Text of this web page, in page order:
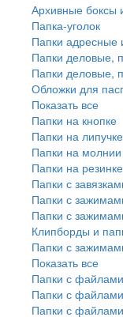
Архивные боксы
Папка-уголок
Папки адресные
Папки деловые,
Папки деловые,
Обложки для
Показать все
Папки на кнопке
Папки на липучке
Папки на молнии
Папки на резинке
Папки с
Папки с
Папки с
Клипборды и
Папки с
Показать все
Папки с
Папки с
Папки с файлами